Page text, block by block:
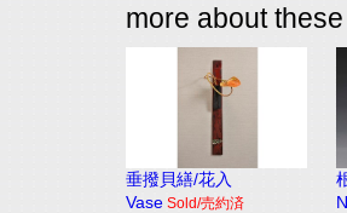
more about
垂撥貝繕/花入
Vase Sold/売約済